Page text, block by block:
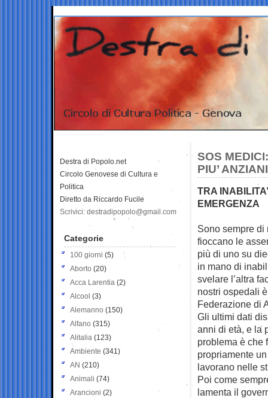
SOS
PIU’
TRA
EMERGENZA
Sono sempre di
fioccano le
più di uno su
in mano di
svelare l’altra
nostri ospedali
Federazione di
Gli ultimi dati
anni di età, e la
problema è che
propriamente
lavorano nelle
Poi come
lamenta il
Destra di Popolo.net
Circolo Genovese di Cultura e
Politica
Diretto da Riccardo Fucile
Scrivici: destradipopolo@gmail.com
Categorie
100 giorni (5)
Aborto (20)
Acca Larentia (2)
Alcool (3)
Alemanno (150)
Alfano (315)
Alitalia (123)
Ambiente (341)
AN (210)
Animali (74)
Arancioni (2)